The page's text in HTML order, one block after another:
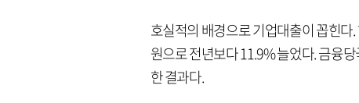
호실적의 배경으로 기업대출이 꼽힌
원으로 전년보다 11.9% 늘었다. 금융
한 결과다.